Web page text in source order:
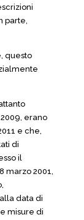
parte,
questo
erano
e che,
di
il
marzo 2001,
data di
misure di